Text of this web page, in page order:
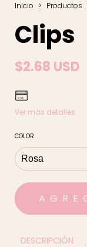
Inicio > Productos
Clips
$2.68 USD
Ver más detalles
COLOR
DESCRIPCIÓN